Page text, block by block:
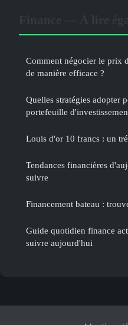
Comment négocier le prix
de manière efficace ?
Quelles stratégies adopter
portefeuille
Louis d'or 10 francs : un
Tendances financières
suivre
Financement bateau :
Guide quotidien finance
suivre aujourd'hui